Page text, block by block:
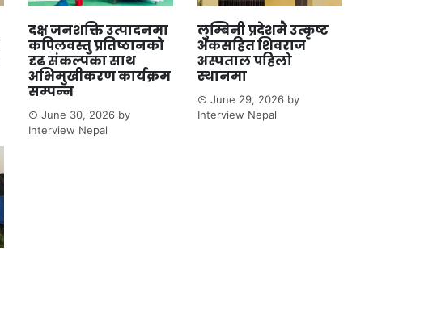
दक्ष जनशक्ति उत्पादनमा
कपिलवस्तु प्रतिष्ठानको
दृढ संकल्पका साथ
अभिमुखीकरण कार्यक्रम
सम्पन्न
June 30, 2026by
Interview Nepal
लुम्बिनी प्रदेशमै उत्कृष्ट
अंकसहित शिवराज
अस्पताल पहिलो
स्थानमा
June 29, 2026by
Interview Nepal